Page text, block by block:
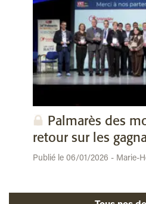
Palmarès des
retour sur les
Publié le 06/01/2026 - Marie-